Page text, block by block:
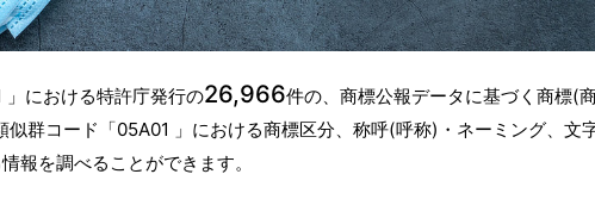
における特許庁発行の26,966件の、商標公報データに基づく商標(
群コード「05A01 」における商標区分、称呼(呼称)・ネーミング、文
報を調べることができます。